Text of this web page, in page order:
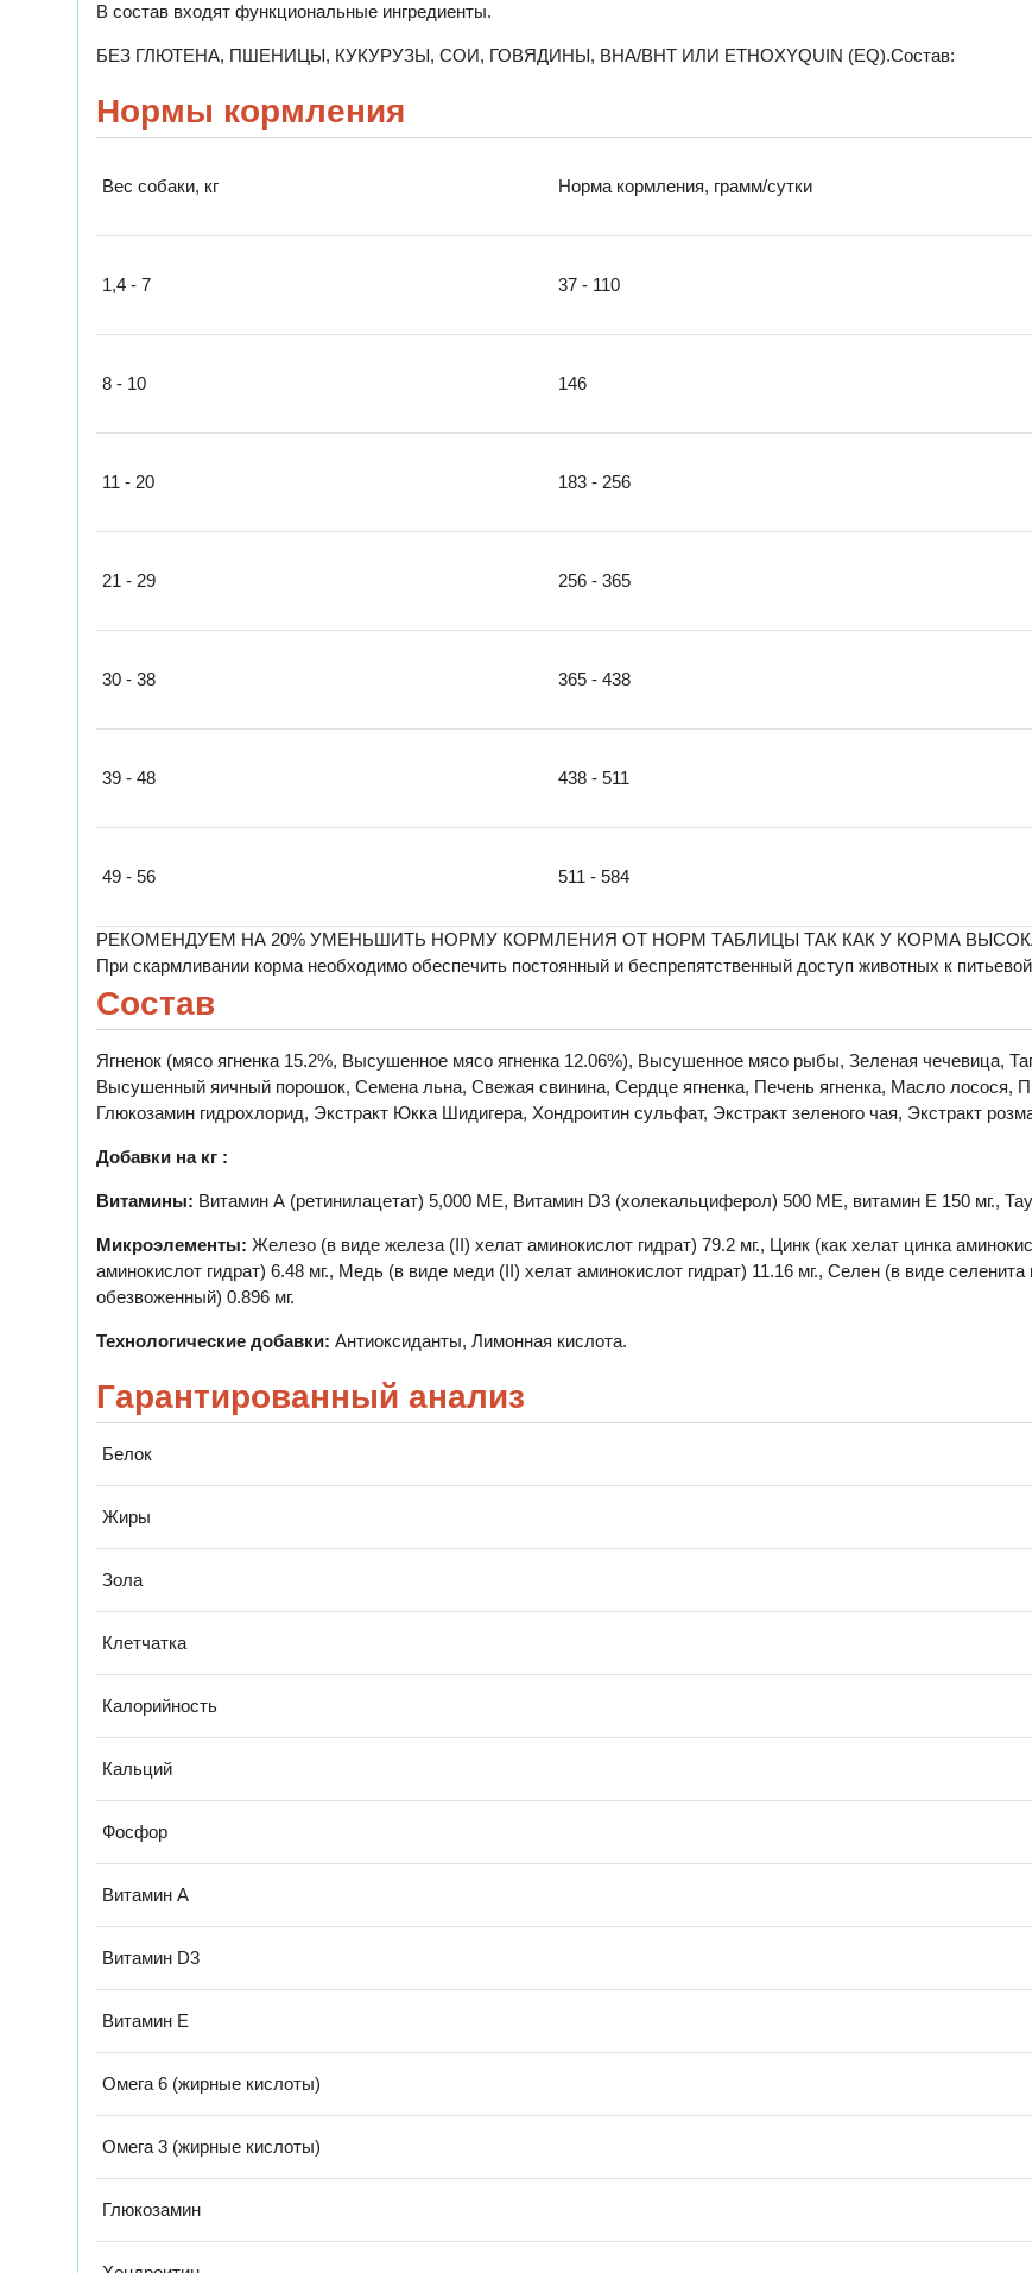
В состав входят функциональные ингредиенты.
БЕЗ ГЛЮТЕНА, ПШЕНИЦЫ, КУКУРУЗЫ, СОИ, ГОВЯДИНЫ, BHA/BHT ИЛИ ETHOXYQUIN (EQ).Состав:
Нормы кормления
Вес собаки, кг Норма кормления, грамм/сутки
1,4 - 7 37 - 110
8 - 10 146
11 - 20 183 - 256
21 - 29 256 - 365
30 - 38 365 - 438
39 - 48 438 - 511
49 - 56 511 - 584
РЕКОМЕНДУЕМ НА 20% УМЕНЬШИТЬ НОРМУ КОРМЛЕНИЯ ОТ НОРМ ТАБЛИЦЫ ТАК КАК У КОРМА
При скармливании корма необходимо обеспечить постоянный и беспрепятственный доступ животных к
Состав
Ягненок (мясо ягненка 15.2%, Высушенное мясо ягненка 12.06%), Высушенное мясо рыбы, Зеленая чечевица,
Высушенный яичный порошок, Семена льна, Свежая свинина, Сердце ягненка, Печень ягненка, Масло
Глюкозамин гидрохлорид, Экстракт Юкка Шидигера, Хондроитин сульфат, Экстракт зеленого чая, Экстракт
Добавки на кг :
Витамины: Витамин А (ретинилацетат) 5,000 МЕ, Витамин D3 (холекальциферол) 500 МЕ, витамин Е 150 мг.,
Микроэлементы: Железо (в виде железа (II) хелат аминокислот гидрат) 79.2 мг., Цинк (как хелат цинка
аминокислот гидрат) 6.48 мг., Медь (в виде меди (II) хелат аминокислот гидрат) 11.16 мг., Селен (в виде
обезвоженный) 0.896 мг.
Технологические добавки: Антиоксиданты, Лимонная кислота.
Гарантированный анализ
Белок
Жиры
Зола
Клетчатка
Калорийность
Кальций
Фосфор
Витамин А
Витамин D3
Витамин Е
Омега 6 (жирные кислоты)
Омега 3 (жирные кислоты)
Глюкозамин